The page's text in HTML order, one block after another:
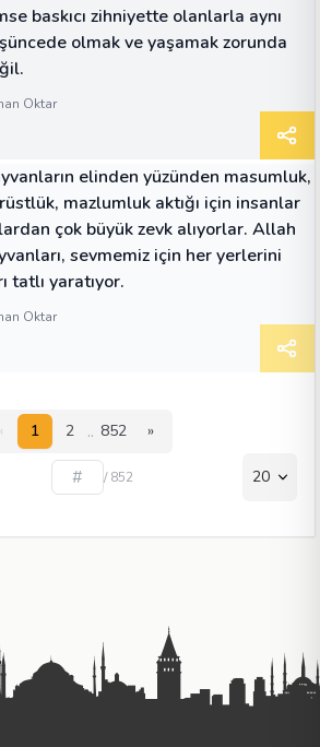
baskıcı zihniyette olanlarla aynı
olmak ve yaşamak zorunda
Oktar
elinden yüzünden masumluk,
mazlumluk aktığı için insanlar
çok büyük zevk alıyorlar. Allah
sevmemiz için her yerlerini
tatlı yaratıyor.
Oktar
1 2 .. 852 »
/ 852 20